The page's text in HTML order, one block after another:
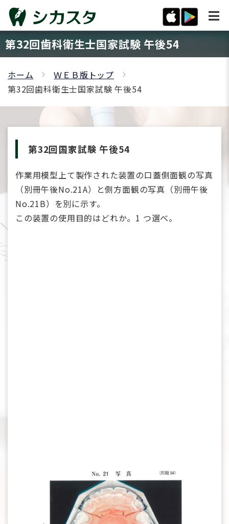
第32回歯科衛生士国家試験 午後54
ホーム
ＷＥＢ版トップ
第32回歯科衛生士国家試験 午後54
第32回国家試験 午後54
作業用模型上て製作された装置の口蓋側面観の写真
（別冊午後No.21A）と側方面観の写真（別冊午後
No.21B）を別に示す。
この装置の使用目的はどれか。1 つ選べ。